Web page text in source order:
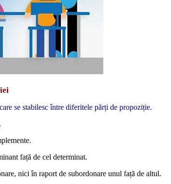
se stabilesc între diferitele părți de propoziție.
.
față de cel determinat.
nici în raport de subordonare unul față de altul.